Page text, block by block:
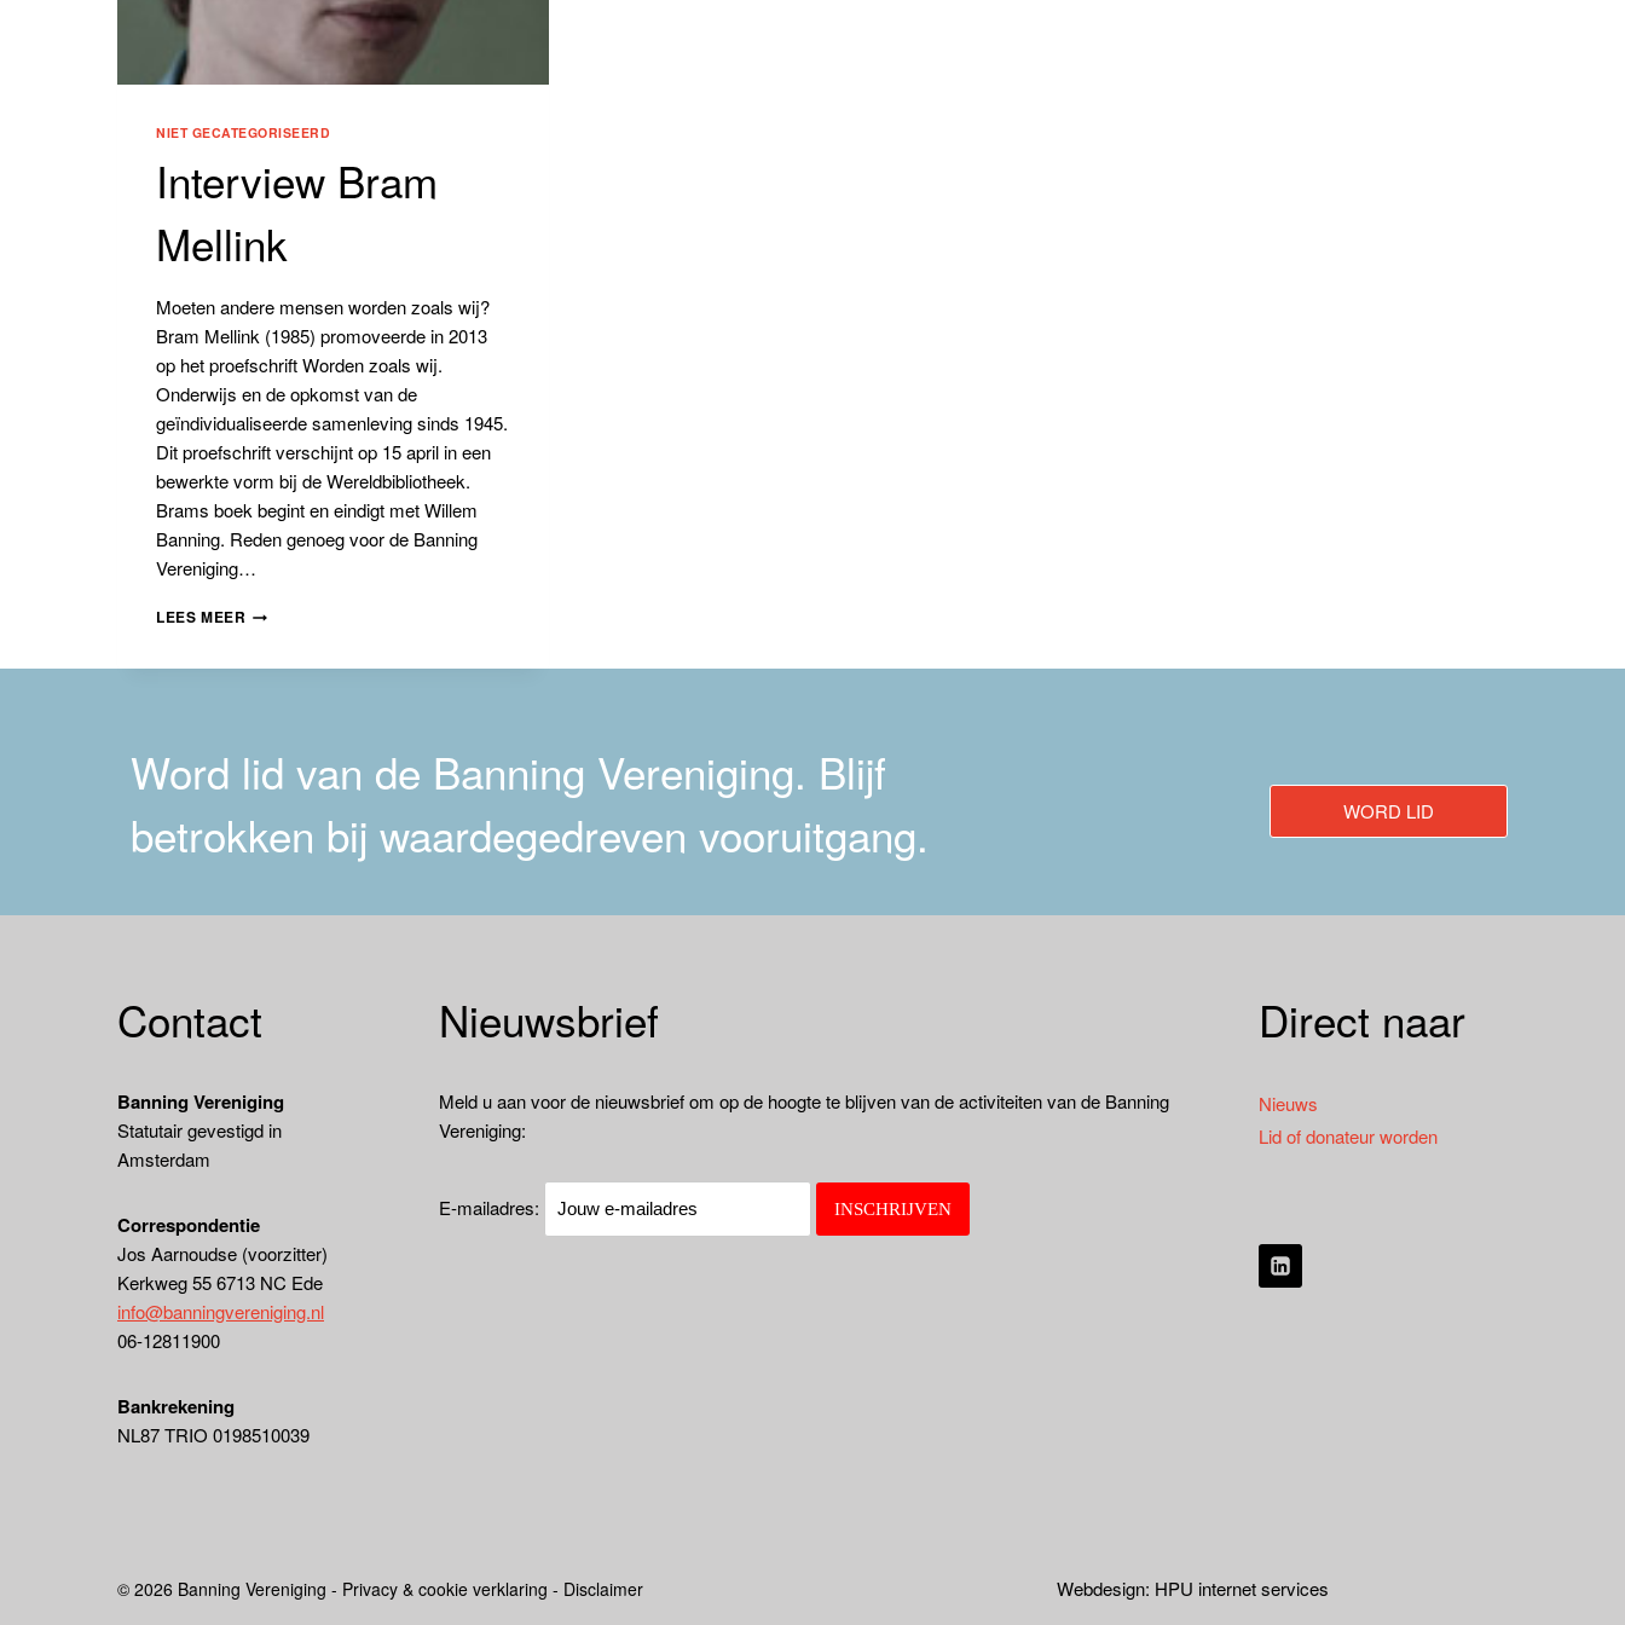
NIET GECATEGORISEERD
Interview Bram
Mellink
Moeten andere mensen worden zoals wij?
Bram Mellink (1985) promoveerde in 2013
op het proefschrift Worden zoals wij.
Onderwijs en de opkomst van de
geïndividualiseerde samenleving sinds 1945.
Dit proefschrift verschijnt op 15 april in een
bewerkte vorm bij de Wereldbibliotheek.
Brams boek begint en eindigt met Willem
Banning. Reden genoeg voor de Banning
Vereniging…
LEES MEER INTERVIEW
Word lid van de Banning Vereniging. Blijf
betrokken bij waardegedreven vooruitgang.
WORD LID
Contact
Banning Vereniging
Statutair gevestigd in
Amsterdam
Correspondentie
Jos Aarnoudse (voorzitter)
Kerkweg 55 6713 NC Ede
info@banningvereniging.nl
06-12811900
Bankrekening
NL87 TRIO 0198510039
Nieuwsbrief
Meld u aan voor de nieuwsbrief om op de hoogte te blijven van de activiteiten van de Banning
Vereniging:
E-mailadres:
Direct naar
Nieuws
Lid of donateur worden
© 2026 Banning Vereniging - Privacy & cookie verklaring - Disclaimer Webdesign: HPU internet services